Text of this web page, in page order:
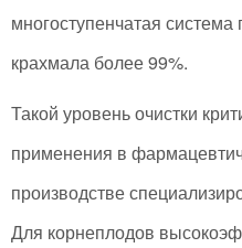
многоступенчатая система
крахмала более 99%.
Такой уровень очистки
применения в
производстве
Для корнеплодов